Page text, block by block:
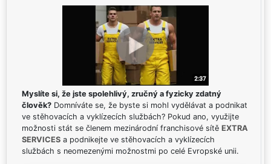
Myslíte si, že jste spolehlivý, zručný a fyzicky zdatný
člověk? Domníváte se, že byste si mohl vydělávat a podnikat
ve stěhovacích a vyklízecích službách? Pokud ano, využijte
možnosti stát se členem mezinárodní franchisové sítě EXTRA
SERVICES a podnikejte ve stěhovacích a vyklízecích
službách s neomezenými možnostmi po celé Evropské unii.